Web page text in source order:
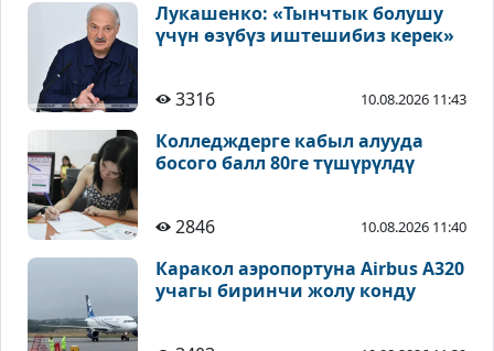
Лукашенко: «Тынчтык болушу
үчүн өзүбүз иштешибиз керек»
3316 10.08.2026 11:43
Колледждерге кабыл алууда
босого балл 80ге түшүрүлдү
2846 10.08.2026 11:40
Каракол аэропортуна Airbus A320
учагы биринчи жолу конду